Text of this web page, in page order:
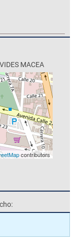
MACEA
contributors